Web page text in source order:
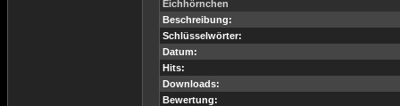
Eichhörnchen
Beschreibung:
Schlüsselwörter:
Datum:
Hits:
Downloads:
Bewertung: